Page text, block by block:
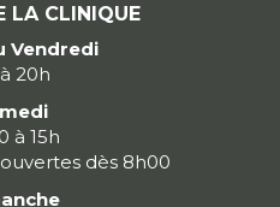
LA CLINIQUE
Vendredi
20h
à 15h
dès 8h00